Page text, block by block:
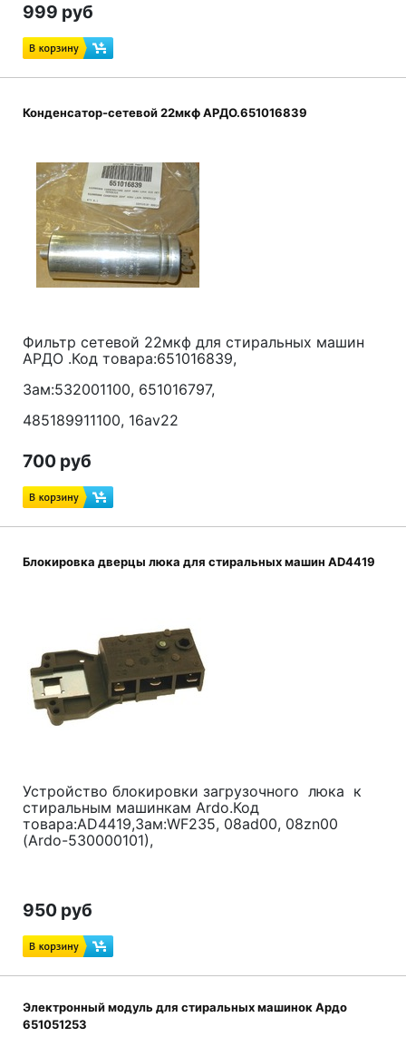
999 руб
Конденсатор-сетевой 22мкф АРДО.651016839
Фильтр сетевой 22мкф для стиральных машин
АРДО .Код товара:651016839,
Зам:532001100, 651016797,
485189911100, 16av22
700 руб
Блокировка дверцы люка для стиральных машин AD4419
Устройство блокировки загрузочного люка к
стиральным машинкам Ardo.Код
товара:AD4419,Зам:WF235, 08ad00, 08zn00
(Ardo-530000101),
950 руб
Электронный модуль для стиральных машинок Ардо
651051253